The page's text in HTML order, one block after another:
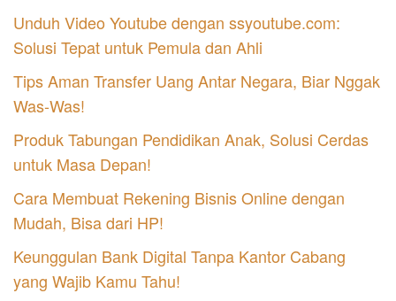
Unduh Video Youtube dengan ssyoutube.com:
Solusi Tepat untuk Pemula dan Ahli
Tips Aman Transfer Uang Antar Negara, Biar Nggak
Was-Was!
Produk Tabungan Pendidikan Anak, Solusi Cerdas
untuk Masa Depan!
Cara Membuat Rekening Bisnis Online dengan
Mudah, Bisa dari HP!
Keunggulan Bank Digital Tanpa Kantor Cabang
yang Wajib Kamu Tahu!